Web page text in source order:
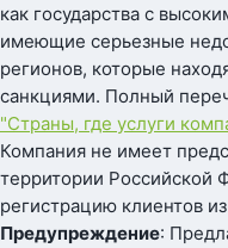
как государства с
имеющие серьезные
регионов, которые
санкциями. Полный
"Страны, где услуги
Компания не имеет
территории Российской
регистрацию клиентов
Предупреждение: